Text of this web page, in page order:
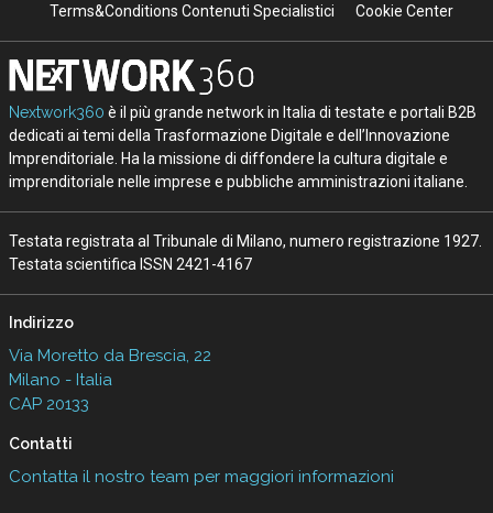
Terms&Conditions Contenuti Specialistici
Cookie Center
Nextwork360 è il più grande network in Italia di testate e portali B2B
dedicati ai temi della Trasformazione Digitale e dell’Innovazione
Imprenditoriale. Ha la missione di diffondere la cultura digitale e
imprenditoriale nelle imprese e pubbliche amministrazioni italiane.
Testata registrata al Tribunale di Milano, numero registrazione 1927.
Testata scientifica ISSN 2421-4167
Indirizzo
Via Moretto da Brescia, 22
Milano - Italia
CAP 20133
Contatti
Contatta il nostro team per maggiori informazioni